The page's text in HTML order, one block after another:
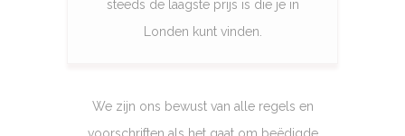
steeds de laagste prijs is die je in
Londen kunt vinden.
We zijn ons bewust van alle regels en
voorschriften als het gaat om beëdigde